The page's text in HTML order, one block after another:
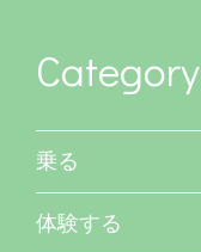
Category
乗る
体験する